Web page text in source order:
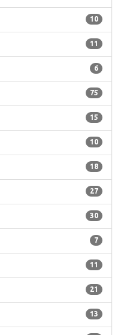
10
11
6
75
15
10
18
27
30
7
11
21
13